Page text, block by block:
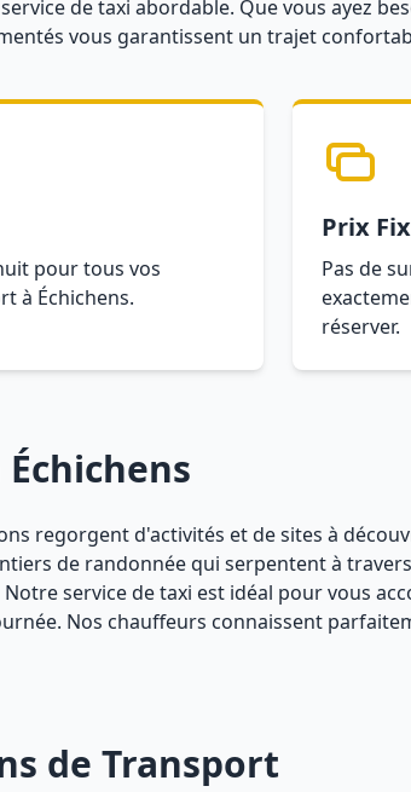
de taxi abordable. Que vous ayez
vous garantissent un trajet
pour tous vos
à Échichens.
Prix
Pas de
réserver.
regorgent d'activités et de sites à
de randonnée qui serpentent à
service de taxi est idéal pour vous
Nos chauffeurs connaissent
de Transport